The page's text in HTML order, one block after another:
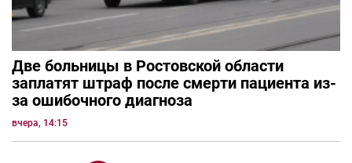
Две больницы в Ростовской области
заплатят штраф после смерти пациента из-
за ошибочного диагноза
вчера, 14:15